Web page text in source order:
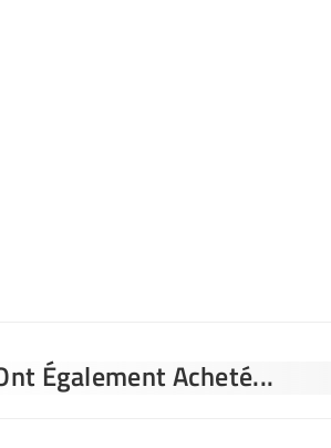
Également Acheté...